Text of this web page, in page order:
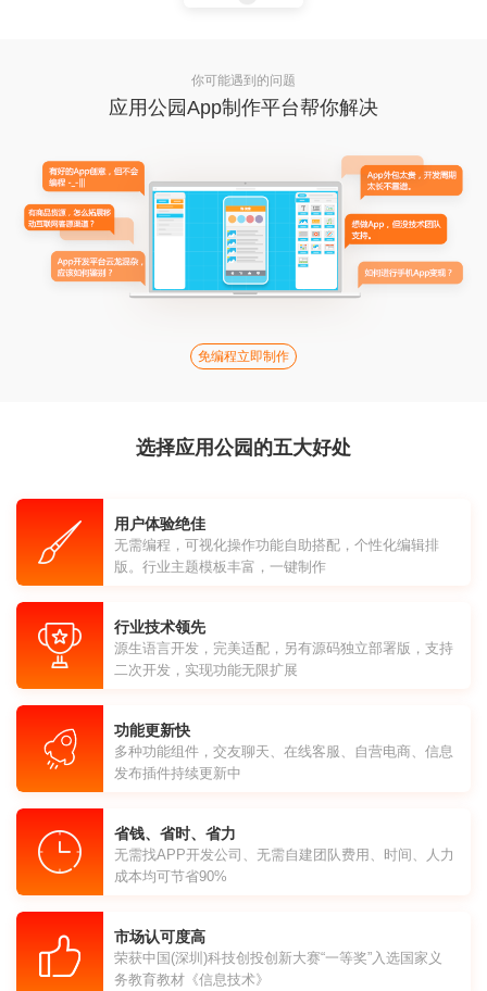
你可能遇到的问题
应用公园App制作平台帮你解决
免编程立即制作
选择应用公园的五大好处
用户体验绝佳
无需编程，可视化操作功能自助搭配，个性化编辑排
版。行业主题模板丰富，一键制作
行业技术领先
源生语言开发，完美适配，另有源码独立部署版，支持
二次开发，实现功能无限扩展
功能更新快
多种功能组件，交友聊天、在线客服、自营电商、信息
发布插件持续更新中
省钱、省时、省力
无需找APP开发公司、无需自建团队费用、时间、人力
成本均可节省90%
市场认可度高
荣获中国(深圳)科技创投创新大赛“一等奖”入选国家义
务教育教材《信息技术》